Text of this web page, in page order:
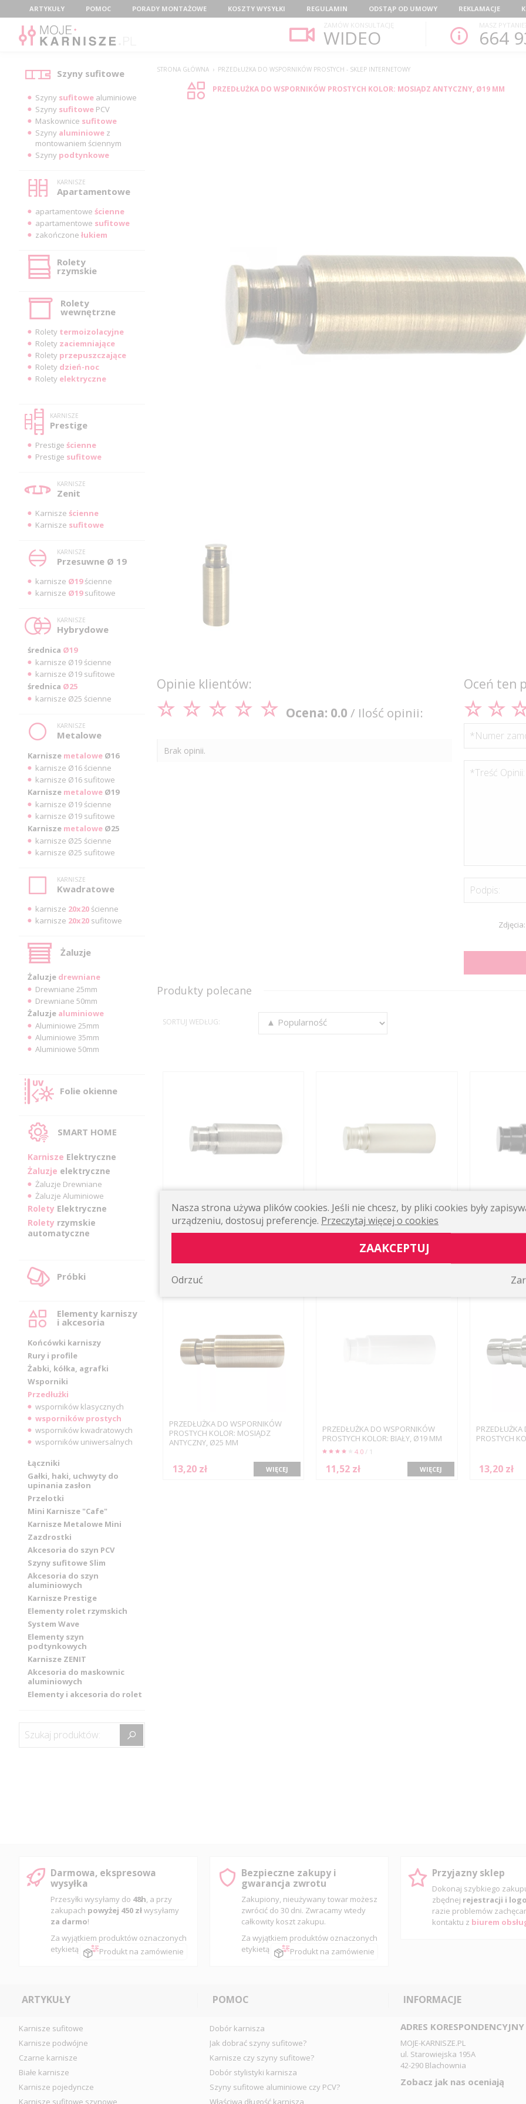
MenuARTYKUŁY POMOC PORADY MONTAŻOWE KOSZTY WYSYŁKI REGULAMIN ODSTĄP OD UMOWY REKLAMACJE
ZAMÓW KONSULTACJĘ
WIDEO
MASZ
664
Szyny sufitowe
Szyny sufitowe aluminiowe
Szyny sufitowe PCV
Maskownice sufitowe
Szyny aluminiowe z
montowaniem ściennym
Szyny podtynkowe
KARNISZE
Apartamentowe
apartamentowe ścienne
apartamentowe sufitowe
zakończone łukiem
Rolety
rzymskie
Rolety
wewnętrzne
Rolety termoizolacyjne
Rolety zaciemniające
Rolety przepuszczające
Rolety dzień-noc
Rolety elektryczne
KARNISZE
Prestige
Prestige ścienne
Prestige sufitowe
KARNISZE
Zenit
Karnisze ścienne
Karnisze sufitowe
KARNISZE
Przesuwne Ø 19
karnisze Ø19ścienne
karnisze Ø19sufitowe
KARNISZE
Hybrydowe
średnica Ø19
karnisze Ø19 ścienne
karnisze Ø19 sufitowe
średnica Ø25
karnisze Ø25 ścienne
KARNISZE
Metalowe
Karnisze metalowe Ø16
karnisze Ø16 ścienne
karnisze Ø16 sufitowe
Karnisze metalowe Ø19
karnisze Ø19 ścienne
karnisze Ø19 sufitowe
Karnisze metalowe Ø25
karnisze Ø25 ścienne
karnisze Ø25 sufitowe
KARNISZE
Kwadratowe
karnisze 20x20 ścienne
karnisze 20x20 sufitowe
Żaluzje
Żaluzje drewniane
Drewniane 25mm
Drewniane 50mm
Żaluzje aluminiowe
Aluminiowe 25mm
Aluminiowe 35mm
Aluminiowe 50mm
Folie okienne
SMART HOME
Karnisze Elektryczne
Żaluzje elektryczne
Żaluzje Drewniane
Żaluzje Aluminiowe
Rolety Elektryczne
Rolety rzymskie
automatyczne
Próbki
Elementy karniszy
i akcesoria
Końcówki karniszy
Rury i profile
Żabki, kółka, agrafki
Wsporniki
Przedłużki
wsporników klasycznych
wsporników prostych
wsporników kwadratowych
wsporników uniwersalnych
Łączniki
Gałki, haki, uchwyty do
upinania zasłon
Przelotki
Mini Karnisze "Cafe"
Karnisze Metalowe Mini
Zazdrostki
Akcesoria do szyn PCV
Szyny sufitowe Slim
Akcesoria do szyn
aluminiowych
Karnisze Prestige
Elementy rolet rzymskich
System Wave
Elementy szyn
podtynkowych
Karnisze ZENIT
Akcesoria do maskownic
aluminiowych
Elementy i akcesoria do rolet
Szukaj produktów:
STRONA GŁÓWNA › PRZEDŁUŻKA DO WSPORNIKÓW PROSTYCH - SKLEP INTERNETOWY
PRZEDŁUŻKA DO WSPORNIKÓW PROSTYCH KOLOR: MOSIĄDZ ANTYCZNY, Ø19 MM
Opinie klientów:
Ocena: 0.0 / Ilość opinii:
Brak opinii.
Oceń ten
*Numer
*Treść Opinii:
Podpis:
Zdjęcia:
Produkty polecane
SORTUJ WEDŁUG:
PRZEDŁUŻKA DO WSPORNIKÓW
PROSTYCH KOLOR: STAL, Ø19 MM
PRZEDŁUŻKA DO WSPORNIKÓW
PROSTYCH KOLOR: SATYNA, Ø19 MM
PRZEDŁUŻKA DO WSPORNIKÓW
PROSTYCH KOLOR: MOSIĄDZ
ANTYCZNY, Ø25 MM
13,20 zł WIĘCEJ
PRZEDŁUŻKA DO WSPORNIKÓW
PROSTYCH KOLOR: BIAŁY, Ø19 MM
4.0 / 1
11,52 zł WIĘCEJ
PROSTYCH
13,20 zł
Darmowa, ekspresowa
wysyłka
Przesyłki wysyłamy do 48h, a przy
zakupach powyżej 450 złwysyłamy
za darmo!
Za wyjątkiem produktów oznaczonych
etykietą
Produkt na zamówienie
Bezpieczne zakupy i
gwarancja zwrotu
Zakupiony, nieużywany towar możesz
zwrócić do 30 dni. Zwracamy wtedy
całkowity koszt zakupu.
Za wyjątkiem produktów oznaczonych
etykietą
Produkt na zamówienie
Przyjazny sklep
Dokonaj szybkiego
zbędnej rejestracji i
razie problemów
kontaktu z biurem
ARTYKUŁY
Karnisze sufitowe
Karnisze podwójne
Czarne karnisze
Białe karnisze
Karnisze pojedyncze
Karnisze sufitowe szynowe
POMOC
Dobór karnisza
Jak dobrać szyny sufitowe?
Karnisze czy szyny sufitowe?
Dobór stylistyki karnisza
Szyny sufitowe aluminiowe czy PCV?
Właściwa długość karnisza
INFORMACJE
ADRES KORESPONDENCYJNY
MOJE-KARNISZE.PL
ul. Starowiejska 195A
42-290 Blachownia
Zobacz jak nas oceniają
Nasza strona używa plików cookies. Jeśli nie chcesz, by pliki cookies były
urządzeniu, dostosuj preferencje. Przeczytaj więcej o cookies
ZAAKCEPTUJ
Odrzuć